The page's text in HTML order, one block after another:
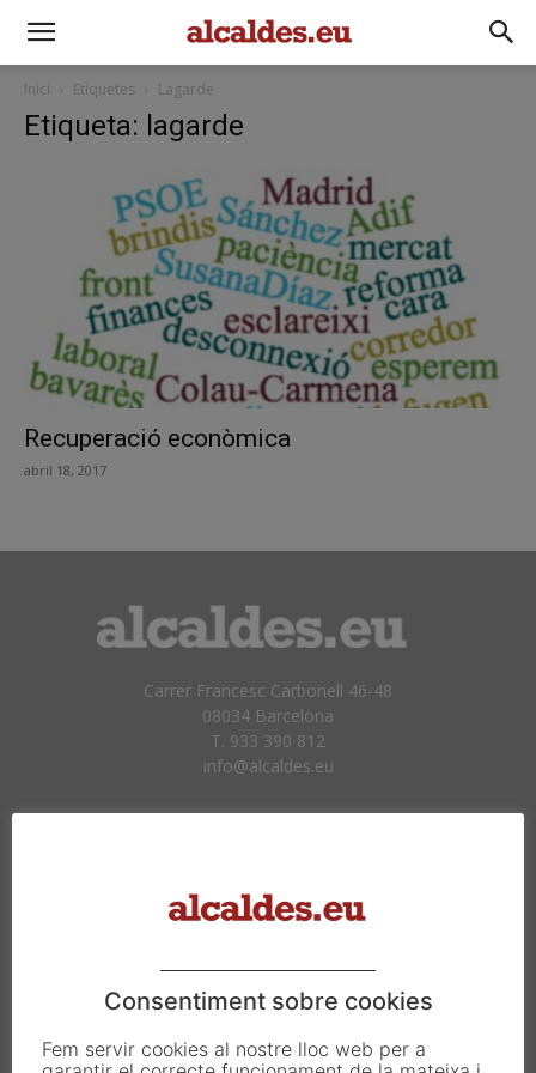
Inici Etiquetes Lagarde
Etiqueta: lagarde
Recuperació econòmica
abril 18, 2017
Carrer Francesc Carbonell 46-48
08034 Barcelona
T. 933 390 812
info@alcaldes.eu
Consentiment sobre cookies
Fem servir cookies al nostre lloc web per a